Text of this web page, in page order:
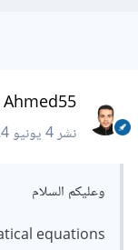
نشر4 يونيو 2024
وعليكم السلام
equations